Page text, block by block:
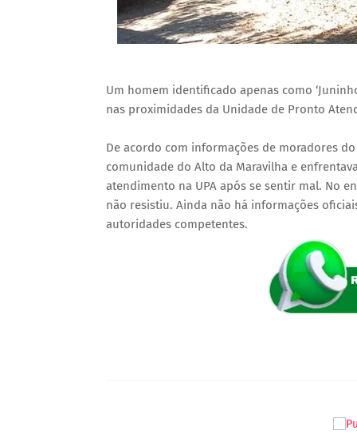
Um homem identificado apenas como
nas proximidades da Unidade de Pronto
De acordo com informações de moradores
comunidade do Alto da Maravilha e
atendimento na UPA após se sentir mal. No
não resistiu. Ainda não há informações
autoridades competentes.